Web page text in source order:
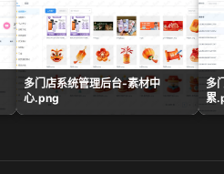
多门店系统管理后台-素材中
心.png
多
累